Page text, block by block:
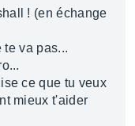
! (en échange
va pas...
ce que tu veux
mieux t'aider